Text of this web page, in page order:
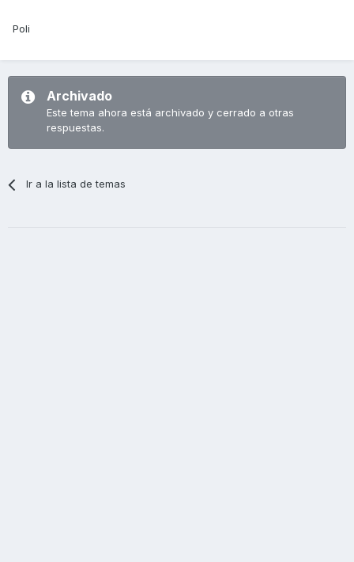
Poli
Archivado
Este tema ahora está archivado y cerrado a otras
respuestas.
Ir a la lista de temas